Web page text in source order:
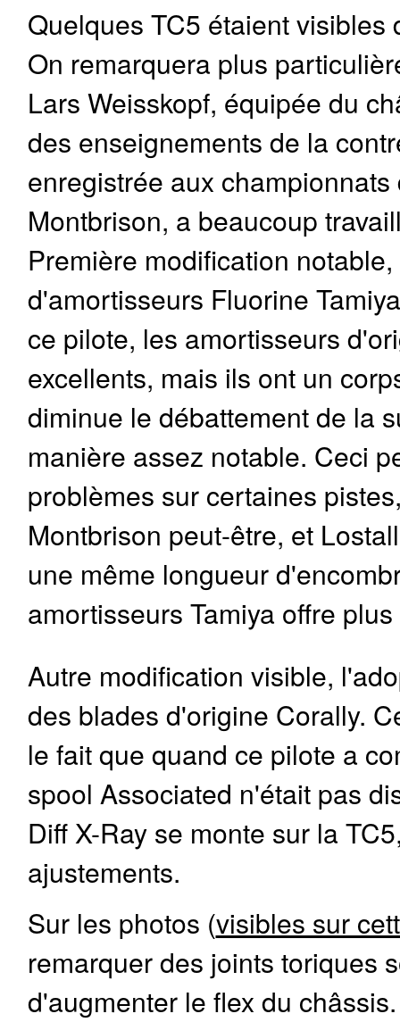
Quelques TC5 étaient visibles
On remarquera plus
Lars Weisskopf, équipée du
des enseignements de la
enregistrée aux
Montbrison, a beaucoup
Première modification
d'amortisseurs Fluorine
ce pilote, les amortisseurs
excellents, mais ils ont un
diminue le débattement de la
manière assez notable. Ceci
problèmes sur certaines
Montbrison peut-être, et
une même longueur
amortisseurs Tamiya offre
Autre modification visible,
des blades d'origine Corally.
le fait que quand ce pilote a
spool Associated n'était pas
Diff X-Ray se monte sur la
ajustements.
Sur les photos (visibles sur
remarquer des joints toriques
d'augmenter le flex du châssis.